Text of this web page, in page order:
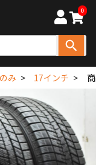
0
み 17インチ